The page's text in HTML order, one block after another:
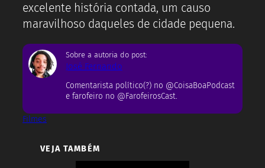
excelente história contada, um causo
maravilhoso daqueles de cidade pequena.
Sobre a autoria do post:
José Fernando
Comentarista político(?) no @CoisaBoaPodcast
e farofeiro no @FarofeirosCast.
Filmes
VEJA TAMBÉM